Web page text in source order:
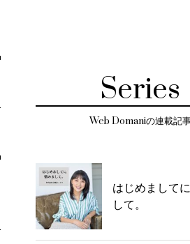
Series
Web Domaniの連載記
はじめまして
して。